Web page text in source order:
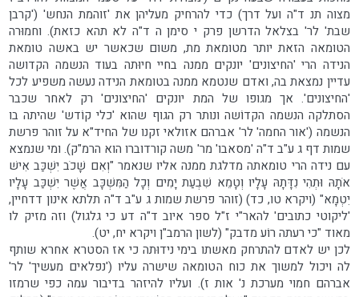
מצוה תנ ד"ה ועל דרך) כדי להרחיק מעליהן את 'זוהמת הנחש' ('קרבן
שבת' לר' בצלאל הדרשן פרק י סימן ה ד"ה לא תהא כזאת). וחמוּרה
הטומאה הזאת יותר מטומאת מת, משום שכאשר יש באשה טומאת
הנידה הרי 'החיצונים' יונקים ממנה בחיי חיוּתה בעוד הנשמה הקדושה
עדיין נמצאת בה, ואדם שנטמא ממנה בטומאת הנידה נעשה משפיע לכל
'החיצונים'. אך מגופו של המת יונקים 'החיצונים' רק לאחר שכבר
הסתלקה הנשמה הקדוֹשה ונותר רק הגוף שהוא 'כלי קוֹדש' שהיתה בו
הנשמה ('אור החמה' לר' אברהם אזולאי זקנו של החיד"א על זוהר פרשת
שמות דף ג ע"ב ד"ה 'מסאבו' מר' משה קורדוברו הוא הרמ"ק). ומי שנמצא
עם נידה הרי טומאתה מדלגת ממנה אליו שנאמר "וְאִם שָׁכֹב יִשְׁכַּב אִישׁ
אֹתָהּ וּתְהִי נִדָּתָהּ עָלָיו וְטָמֵא שִׁבְעַת יָמִים וְכָל הַמִּשְׁכָּב אֲשֶׁר יִשְׁכַּב עָלָיו
יִטְמָא" (ויקרא טו, כד) (זוהר פרשת שמות ג ע"ב ד"ה תלתא אינון דדחיין,
'ליקוטי כתובים' להאר"י ז"ל ספר איוב ד"ה דע כי גלגול) וזה מזיק לו
מאוד "כי רעתה רוֹע מדבק" (לשון הרמב"ן ויקרא יח, יט).
לכן יש לאדם להתרחק מאשתו בימי נידוּתה כי אז הסטרא אחרא שותף
לה ויכול למשוך את כוח הטומאה שישרה עליו ('נפלאים מעשיך' לר'
אברהם חמוי מערכת נ' אות ז). ועליו להיזהר בדיבור עמה כפי שרמזו